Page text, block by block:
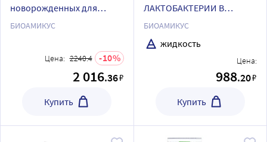
новорожденных для
отличного пищеварения и
БИОАМИКУС
Цена: 2240.4 10
2 016.36₽
Купить
ЛАКТОБАКТЕРИИ В
КАПЛЯХ
БИОАМИКУС
жидкость
Цена:
988.20₽
Купить